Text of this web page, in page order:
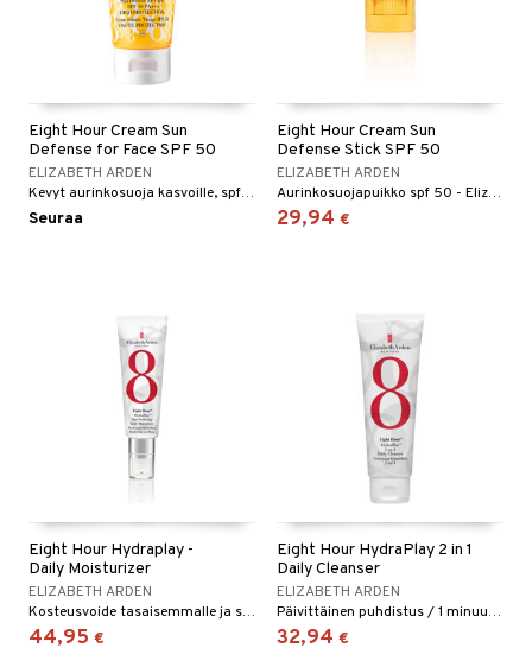
Eight Hour Cream Sun
Defense for Face SPF 50
ELIZABETH ARDEN
Kevyt aurinkosuoja kasvoille, spf 50 - Elizabeth Arden
Seuraa
Eight Hour Cream Sun
Defense Stick SPF 50
ELIZABETH ARDEN
Aurinkosuojapuikko spf 50 - Elizabeth Arden
29,94 €
Eight Hour Hydraplay -
Daily Moisturizer
ELIZABETH ARDEN
Kosteusvoide tasaisemmalle ja säteilevälle iholle Elizabeth Ardenilta
44,95 €
Eight Hour HydraPlay 2 in 1
Daily Cleanser
ELIZABETH ARDEN
Päivittäinen puhdistus / 1 minuutin naamio syväpuhdistukseen
32,94 €